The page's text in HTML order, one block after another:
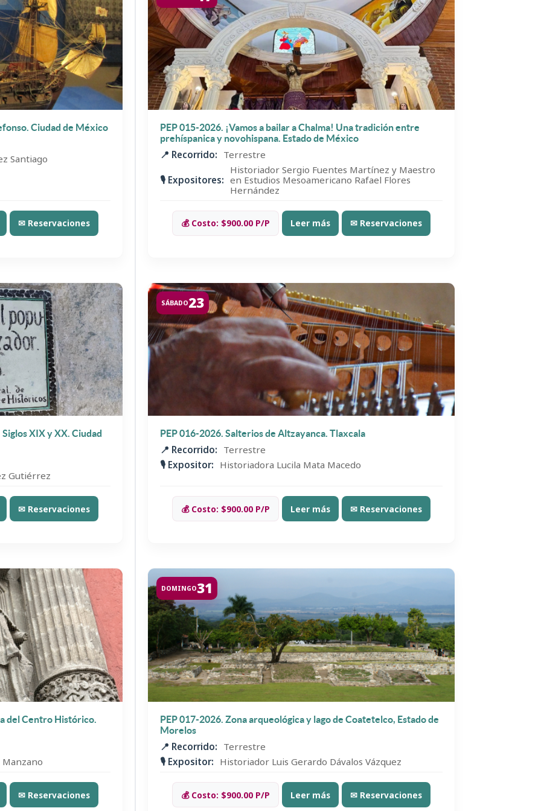
Ciudad de México
Santiago
✉ Reservaciones
PEP 015-2026. ¡Vamos a bailar a Chalma! Una tradición entre
prehíspanica y novohispana. Estado de México
📍 Recorrido: Terrestre
🎙️ Expositores:
Historiador Sergio Fuentes Martínez y Maestro
en Estudios Mesoamericano Rafael Flores
Hernández
💰 Costo: $900.00 P/P Leer más ✉ Reservaciones
XIX y XX. Ciudad
Gutiérrez
✉ Reservaciones
SÁBADO23
PEP 016-2026. Salterios de Altzayanca. Tlaxcala
📍 Recorrido: Terrestre
🎙️ Expositor: Historiadora Lucila Mata Macedo
💰 Costo: $900.00 P/P Leer más ✉ Reservaciones
del Centro Histórico.
✉ Reservaciones
DOMINGO31
PEP 017-2026. Zona arqueológica y lago de Coatetelco, Estado de
Morelos
📍 Recorrido: Terrestre
🎙️ Expositor: Historiador Luis Gerardo Dávalos Vázquez
💰 Costo: $900.00 P/P Leer más ✉ Reservaciones